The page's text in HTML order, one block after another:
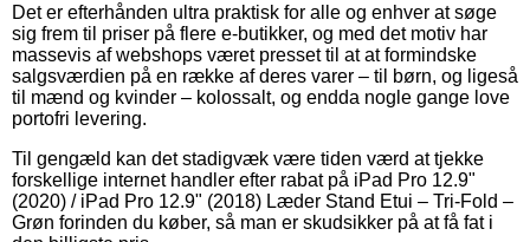
Det er efterhånden ultra praktisk for alle og enhver at søge
sig frem til priser på flere e-butikker, og med det motiv har
massevis af webshops været presset til at at formindske
salgsværdien på en række af deres varer – til børn, og ligeså
til mænd og kvinder – kolossalt, og endda nogle gange love
portofri levering.
Til gengæld kan det stadigvæk være tiden værd at tjekke
forskellige internet handler efter rabat på iPad Pro 12.9"
(2020) / iPad Pro 12.9" (2018) Læder Stand Etui – Tri-Fold –
Grøn forinden du køber, så man er skudsikker på at få fat i